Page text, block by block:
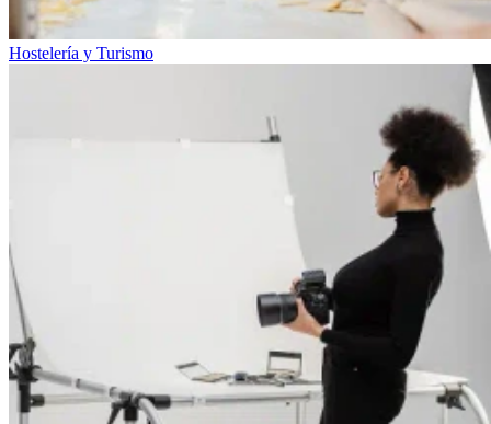
Hostelería y Turismo